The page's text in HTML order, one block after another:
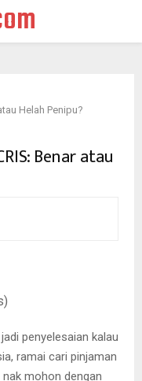
Helah Penipu?
Benar atau
penyelesaian kalau
ramai cari pinjaman
mohon dengan